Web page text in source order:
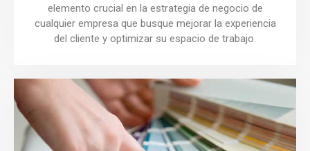
elemento crucial en la estrategia de negocio de
cualquier empresa que busque mejorar la experiencia
del cliente y optimizar su espacio de trabajo.